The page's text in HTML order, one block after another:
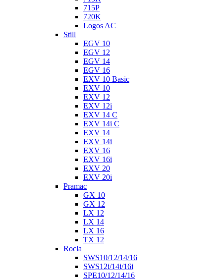
715P
720K
Logos AC
Still
EGV 10
EGV 12
EGV 14
EGV 16
EXV 10 Basic
EXV 10
EXV 12
EXV 12i
EXV 14 C
EXV 14i C
EXV 14
EXV 14i
EXV 16
EXV 16i
EXV 20
EXV 20i
Pramac
GX 10
GX 12
LX 12
LX 14
LX 16
TX 12
Rocla
SWS10/12/14/16
SWS12i/14i/16i
SPE10/12/14/16